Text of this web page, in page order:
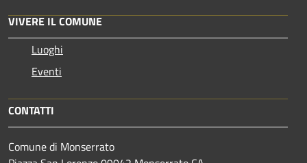
VIVERE IL COMUNE
Luoghi
Eventi
CONTATTI
Comune di Monserrato